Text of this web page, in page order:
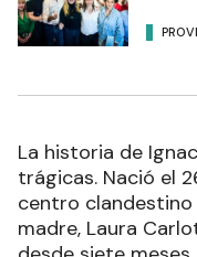
La historia de
trágicas. Nació el
centro
madre, Laura